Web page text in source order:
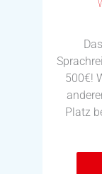
500€!
Platz